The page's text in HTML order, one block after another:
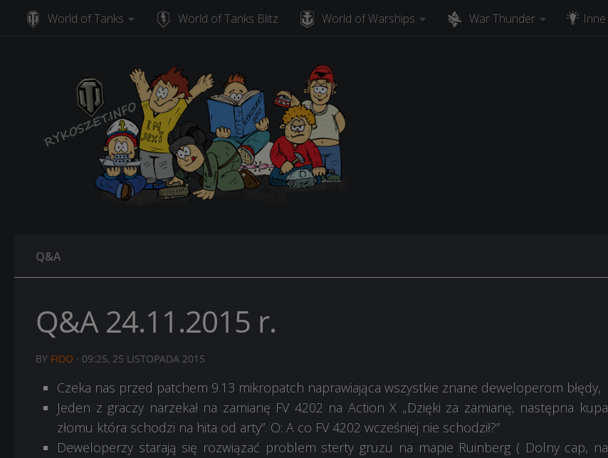
Skip to content
World of Tanks World of Tanks Blitz World of Warships War Thunder Inne
Q&A
Q&A 24.11.2015 r.
BY FIDO · 09:25, 25 LISTOPADA 2015
Czeka nas przed patchem 9.13 mikropatch naprawiająca wszystkie znane deweloperom błędy,
Jeden z graczy narzekał na zamianę FV 4202 na Action X „Dzięki za zamianę, następna kupa
złomu która schodzi na hita od arty”. O: A co FV 4202 wcześniej nie schodził?”
Deweloperzy starają się rozwiązać problem sterty gruzu na mapie Ruinberg ( Dolny cap, na